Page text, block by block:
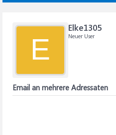
E
Elke1305
Neuer User
Email an mehrere Adressaten